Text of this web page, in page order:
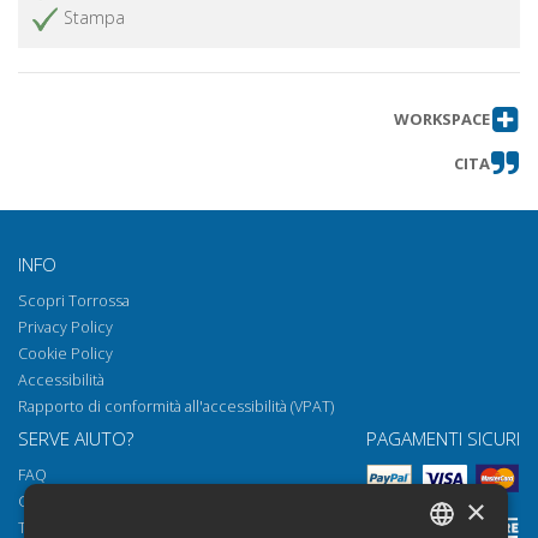
Stampa
WORKSPACE
CITA
INFO
Scopri Torrossa
Privacy Policy
Cookie Policy
Accessibilità
Rapporto di conformità all'accessibilità (VPAT)
SERVE AIUTO?
FAQ
Come aprire i nostri documenti
Torrossa Reader
PAGAMENTI SICURI
×